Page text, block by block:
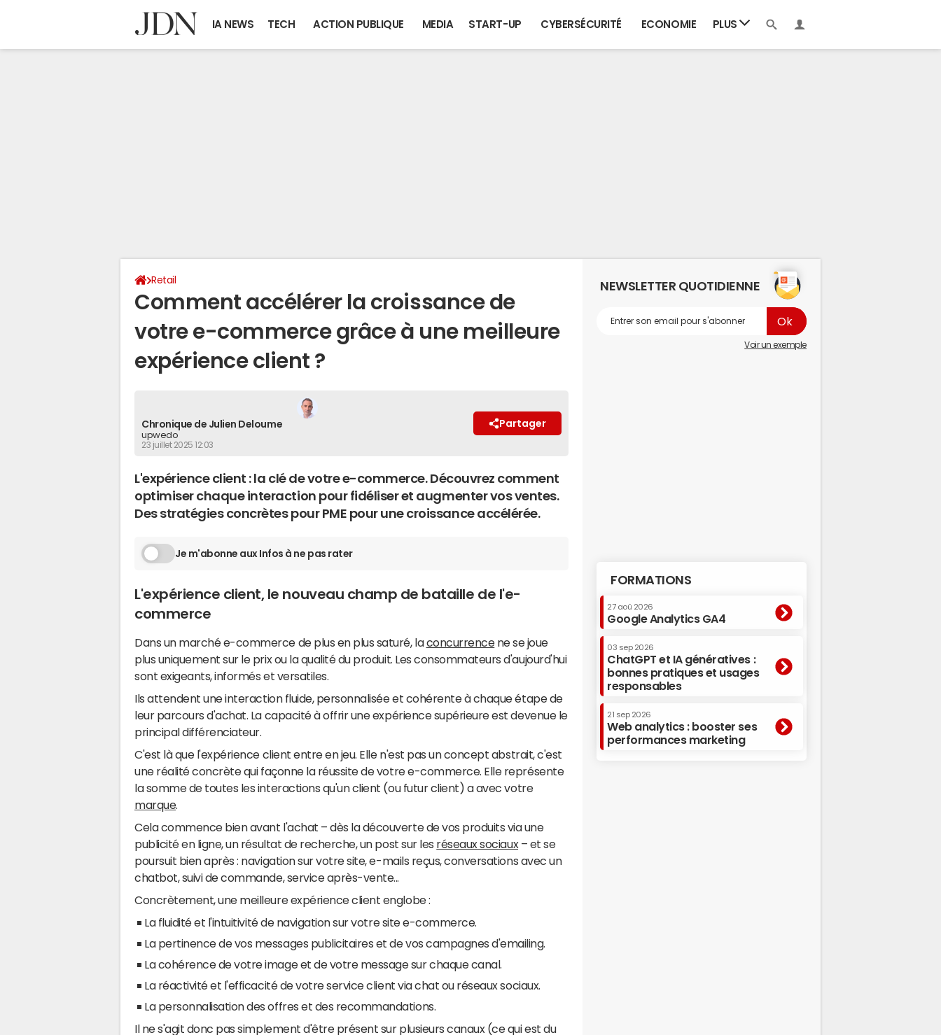
IA NEWS TECH ACTION PUBLIQUE MEDIA START-UP CYBERSÉCURITÉ ECONOMIE PLUS
Retail
Comment accélérer la croissance de
votre e-commerce grâce à une meilleure
expérience client ?
Chronique de Julien Deloume
upwedo
23 juillet 2025 12:03
Partager
L'expérience client : la clé de votre e-commerce. Découvrez comment
optimiser chaque interaction pour fidéliser et augmenter vos ventes.
Des stratégies concrètes pour PME pour une croissance accélérée.
Je m'abonne aux Infos à ne pas rater
L'expérience client, le nouveau champ de bataille de l'e-
commerce
Dans un marché e-commerce de plus en plus saturé, laconcurrencene se joue
plus uniquement sur le prix ou la qualité du produit. Les consommateurs d'aujourd'hui
sont exigeants, informés et versatiles.
Ils attendent une interaction fluide, personnalisée et cohérente à chaque étape de
leur parcours d'achat. La capacité à offrir une expérience supérieure est devenue le
principal différenciateur.
C'est là que l'expérience client entre en jeu. Elle n'est pas un concept abstrait, c'est
une réalité concrète qui façonne la réussite de votre e-commerce. Elle représente
la somme de toutes les interactions qu'un client (ou futur client) a avec votre
marque.
Cela commence bien avant l'achat – dès la découverte de vos produits via une
publicité en ligne, un résultat de recherche, un post sur les réseaux sociaux– et se
poursuit bien après : navigation sur votre site, e-mails reçus, conversations avec un
chatbot, suivi de commande, service après-vente...
Concrètement, une meilleure expérience client englobe :
La fluidité et l'intuitivité de navigation sur votre site e-commerce.
La pertinence de vos messages publicitaires et de vos campagnes d'emailing.
La cohérence de votre image et de votre message sur chaque canal.
La réactivité et l'efficacité de votre service client via chat ou réseaux sociaux.
La personnalisation des offres et des recommandations.
Il ne s'agit donc pas simplement d'être présent sur plusieurs canaux (ce qui est du
NEWSLETTER QUOTIDIENNE
Voir un exemple
FORMATIONS
27 aoû 2026
Google Analytics GA4
03 sep 2026
ChatGPT et IA génératives :
bonnes pratiques et usages
responsables
21 sep 2026
Web analytics : booster ses
performances marketing